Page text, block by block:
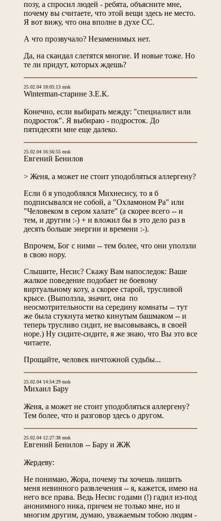
позу, а спросил людей - ребята, объясните мне,
почему вы считаете, что этой вещи здесь не место.
Я вот вижу, что она вполне в духе СС.
А что прозвучало? Незаменимых нет.
Да, на скандал слетятся многие. И новые тоже. Но
те ли придут, которых ждешь?
25.02.04 18:05:13 msk
Winterman-старине З.Е.К.
Конечно, если выбирать между: "специалист или
подросток". Я выбираю - подросток. До
пятидесяти мне еще далеко.
25.02.04 16:56:55 msk
Евгений Бенилов
> Женя, а может не стоит уподобляться аллергену?
Если б я уподоблялся Михнесису, то я б
подписывался не собой, а "Охламоном Ра" или
"Человеком в сером халате" (а скорее всего -- и
тем, и другим :-) + и вложил бы в это дело раз в
десять больше энергии и времени :-).
Впрочем, Бог с ними -- тем более, что они уползли
в свою нору.
Слышите, Несис? Скажу Вам напоследок: Ваше
жалкое поведение подобает не боевому
виртуальному коту, а скорее старой, трусливой
крысе. (Выползла, значит, она по
неосмотрительности на середину комнаты -- тут
же была стукнута метко кинутым башмаком -- и
теперь трусливо сидит, не высовываясь, в своей
норе.) Ну сидите-сидите, я же знаю, что Вы это все
читаете.
Прощайте, человек ничтожной судьбы...
25.02.04 14:54:29 msk
Михаил Бару
Женя, а может не стоит уподобляться аллергену?
Тем более, что и разговор здесь о другом.
25.02.04 12:27:38 msk
Евгений Бенилов -- Бару и ЖЖ
Жердеву:
Не понимаю, Жора, почему ты хочешь лишить
меня невинного развлечения -- я, кажется, имею на
него все права. Ведь Несис годами (!) гадил из-под
анонимного ника, причем не только мне, но и
многим другим, думаю, уважаемым тобою людям -